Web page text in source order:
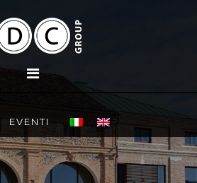
EVENTI